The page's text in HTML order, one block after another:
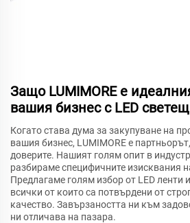
Защо LUMIMORE е
вашия бизнес с LED
Когато става дума за закупуване на
вашия бизнес, LUMIMORE е
доверите. Нашият голям опит в
разбираме специфичните изисквания
Предлагаме голям избор от LED ленти
всички от които са потвърдени от
качество. Завързаността ни към
ни отличава на пазара.